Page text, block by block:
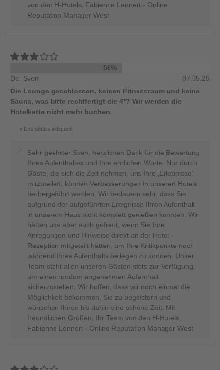
von den H-Hotels, Fabienne Lennert - Online
Reputation Manager West
56%
De: Sven
07.05.25
Die Lounge geschlossen, keinen Fitnessraum und keine
Sauna, was bitte rechtfertigt die 4*? Wir werden die
Hotelkette nicht mehr buchen.
Des détails indiquent
Sehr geehrter Sven, herzlichen Dank für die Bewertung
Ihres Aufenthaltes und Ihre ehrlichen Worte. Nur durch
Gäste, die sich die Zeit nehmen, uns Ihre ‚Erlebnisse’
mitzuteilen, können Verbesserungen in unseren Hotels
herbeigeführt werden. Wir bedauern sehr, dass Sie
aufgrund der aufgeführten Ereignisse Ihren Aufenthalt
in unserem Haus nicht komplett genießen konnten. Wir
hätten uns aber auch gefreut, wenn Sie Ihre
Anregungen und Hinweise direkt an der Hotel -
Rezeption mitgeteilt hätten, um Ihre Kritikpunkte noch
während Ihres Aufenthalts beilegen zu können. Unser
Team steht allen unseren Gästen stets zur Verfügung,
um einen rundum angenehmen Aufenthalt
sicherzustellen. Wir hoffen, dass wir noch einmal die
Möglichkeit bekommen, Sie zu begeistern und
wünschen Ihnen bis dahin eine schöne Zeit. Mit
freundlichen Grüßen, Ihr Team von den H-Hotels,
Fabienne Lennert - Online Reputation Manager West